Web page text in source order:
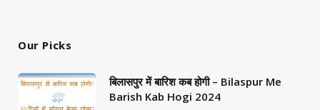
Our Picks
बिलासपुर में बारिश कब होगी – Bilaspur Me
Barish Kab Hogi 2024